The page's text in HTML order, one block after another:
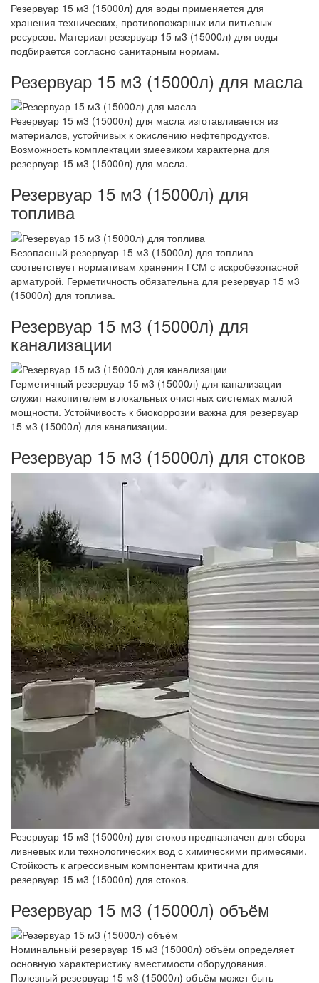
Резервуар 15 м3 (15000л) для воды применяется для
хранения технических, противопожарных или питьевых
ресурсов. Материал резервуар 15 м3 (15000л) для воды
подбирается согласно санитарным нормам.
Резервуар 15 м3 (15000л) для масла
Резервуар 15 м3 (15000л) для масла изготавливается из
материалов, устойчивых к окислению нефтепродуктов.
Возможность комплектации змеевиком характерна для
резервуар 15 м3 (15000л) для масла.
Резервуар 15 м3 (15000л) для
топлива
Безопасный резервуар 15 м3 (15000л) для топлива
соответствует нормативам хранения ГСМ с искробезопасной
арматурой. Герметичность обязательна для резервуар 15 м3
(15000л) для топлива.
Резервуар 15 м3 (15000л) для
канализации
Герметичный резервуар 15 м3 (15000л) для канализации
служит накопителем в локальных очистных системах малой
мощности. Устойчивость к биокоррозии важна для резервуар
15 м3 (15000л) для канализации.
Резервуар 15 м3 (15000л) для стоков
Резервуар 15 м3 (15000л) для стоков предназначен для сбора
ливневых или технологических вод с химическими примесями.
Стойкость к агрессивным компонентам критична для
резервуар 15 м3 (15000л) для стоков.
Резервуар 15 м3 (15000л) объём
Номинальный резервуар 15 м3 (15000л) объём определяет
основную характеристику вместимости оборудования.
Полезный резервуар 15 м3 (15000л) объём может быть